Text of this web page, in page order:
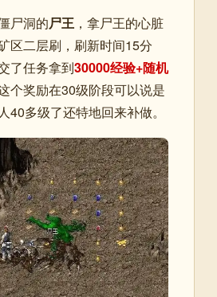
尸洞的尸王 ，拿尸王的心脏
区二层刷，刷新时间15分
了任务拿到30000经验+随机
个奖励在30级阶段可以说是
40多级了还特地回来补做。